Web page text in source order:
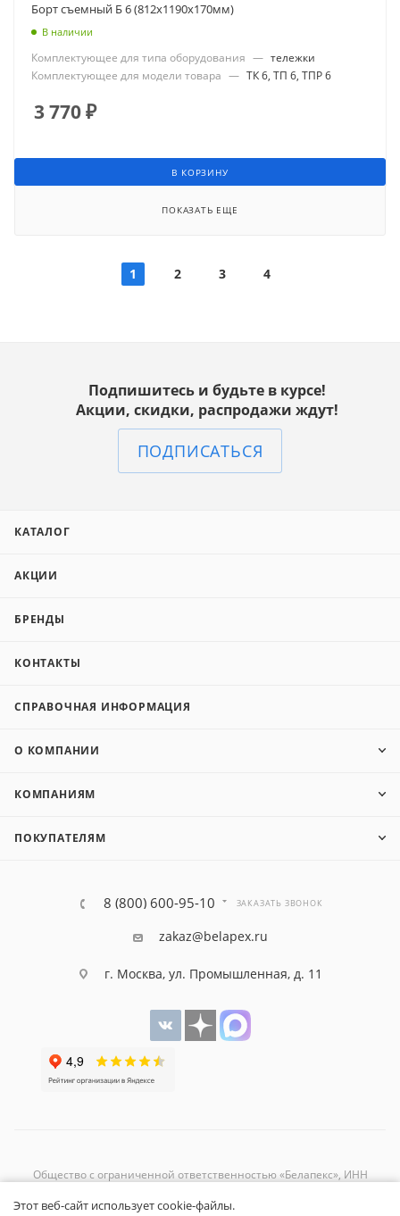
Борт съемный Б 6 (812х1190х170мм)
В наличии
Комплектующее для типа оборудования — тележки
Комплектующее для модели товара — ТК 6, ТП 6, ТПР 6
3 770₽
В КОРЗИНУ
ПОКАЗАТЬ ЕЩЕ
1 2 3 4
Подпишитесь и будьте в курсе!
Акции, скидки, распродажи ждут!
ПОДПИСАТЬСЯ
КАТАЛОГ
АКЦИИ
БРЕНДЫ
КОНТАКТЫ
СПРАВОЧНАЯ ИНФОРМАЦИЯ
О КОМПАНИИ
КОМПАНИЯМ
ПОКУПАТЕЛЯМ
8 (800) 600-95-10 ЗАКАЗАТЬ ЗВОНОК
zakaz@belapex.ru
г. Москва, ул. Промышленная, д. 11
Общество с ограниченной ответственностью «Белапекс», ИНН
Обращаем ваше внимание, что вся представленная на сайте
Этот веб-сайт использует cookie-файлы.